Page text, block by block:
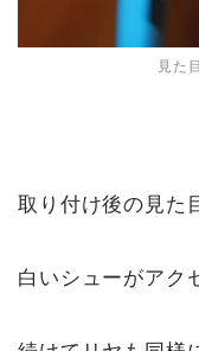
見た
取り付け後の見た
白いシューがアク